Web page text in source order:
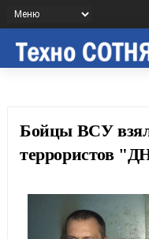
Бойцы ВСУ
террористов